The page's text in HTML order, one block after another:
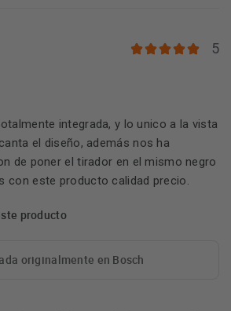
5
integrada, y lo unico a la vista
el diseño, además nos ha
de poner el tirador en el mismo negro
con este producto calidad precio.
producto
originalmente en Bosch